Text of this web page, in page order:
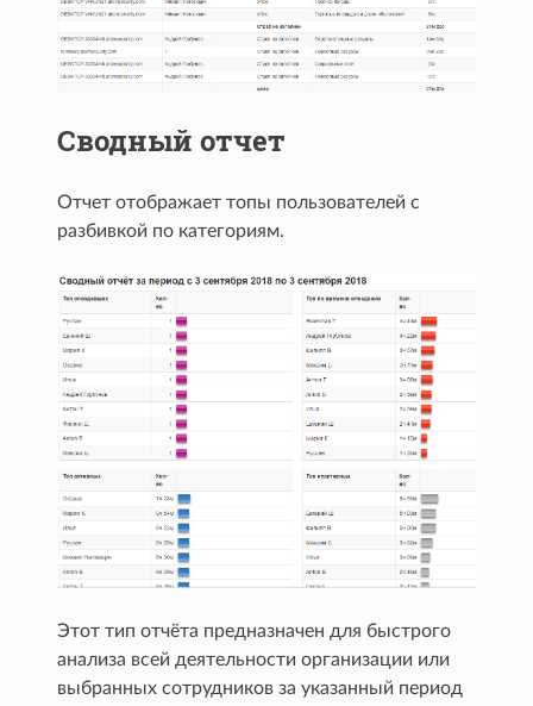
Сводный отчет
Отчет отображает топы пользователей с
разбивкой по категориям.
Этот тип отчёта предназначен для быстрого
анализа всей деятельности организации или
выбранных сотрудников за указанный период